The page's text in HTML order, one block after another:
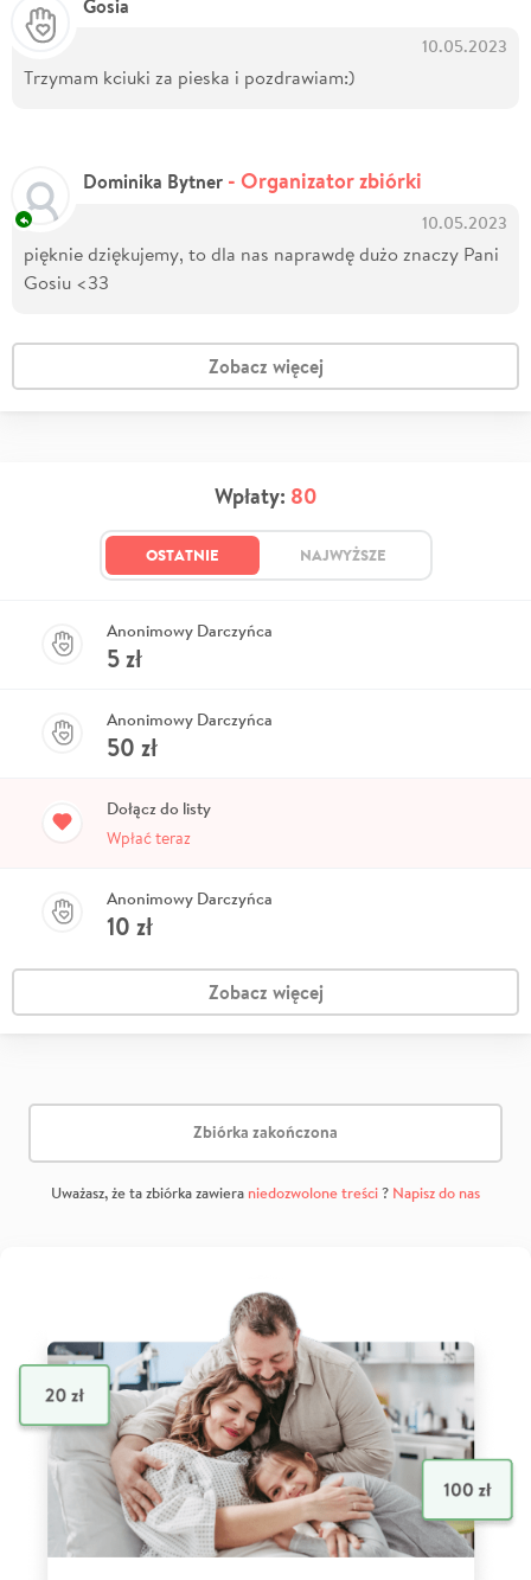
Gosia
10.05.2023
Trzymam kciuki za pieska i pozdrawiam:)
Dominika Bytner - Organizator zbiórki
10.05.2023
pięknie dziękujemy, to dla nas naprawdę dużo znaczy Pani
Gosiu <33
Zobacz więcej
Wpłaty: 80
OSTATNIE NAJWYŻSZE
Anonimowy Darczyńca
5zł
Anonimowy Darczyńca
50 zł
Dołącz do listy
Wpłać teraz
Anonimowy Darczyńca
10 zł
Zobacz więcej
Zbiórka zakończona
Uważasz, że ta zbiórka zawiera niedozwolone treści? Napisz do nas